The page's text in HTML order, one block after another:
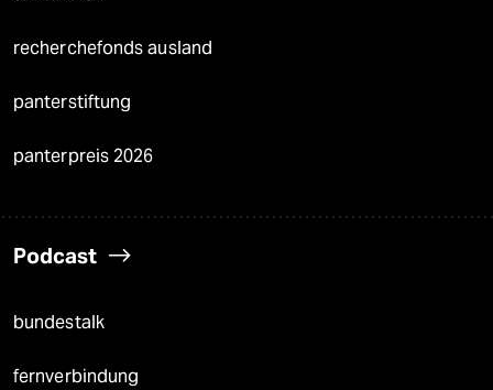
recherchefonds ausland
panterstiftung
panterpreis 2026
Podcast
bundestalk
fernverbindung